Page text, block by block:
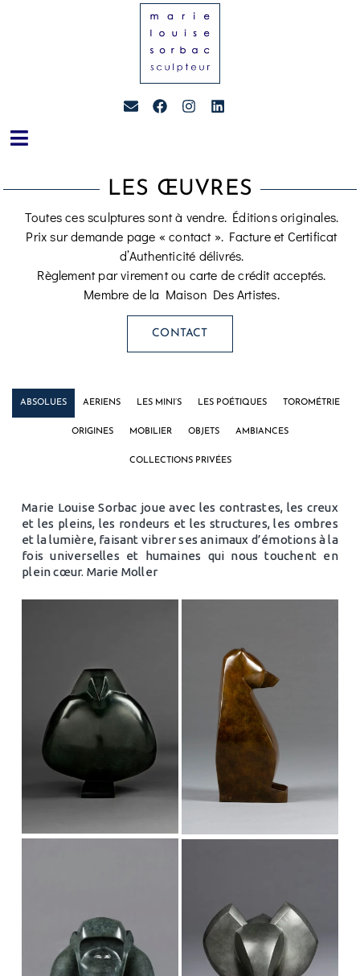
LES ŒUVRES
Toutes ces sculptures sont à vendre. Éditions originales.
Prix sur demande page « contact ». Facture et Certificat
d’Authenticité délivrés.
Règlement par virement ou carte de crédit acceptés.
Membre de la Maison Des Artistes.
CONTACT
ABSOLUES AERIENS LES MINI’S LES POÉTIQUES TOROMÉTRIE
ORIGINES MOBILIER OBJETS AMBIANCES
COLLECTIONS PRIVÉES
Marie Louise Sorbac joue avec les contrastes, les creux
et les pleins, les rondeurs et les structures, les ombres
et la lumière, faisant vibrer ses animaux d’émotions à la
fois universelles et humaines qui nous touchent en
plein cœur. Marie Moller